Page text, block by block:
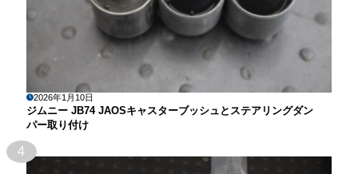
2026年1月10日
ジムニー JB74 JAOSキャスターブッシュとステアリングダン
パー取り付け
4